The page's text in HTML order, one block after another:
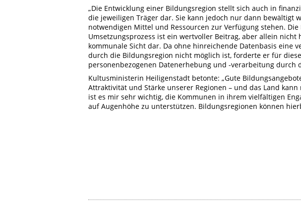
„Die Entwicklung einer Bildungsregion stellt sich auch in
die jeweiligen Träger dar. Sie kann jedoch nur dann bewältigt
notwendigen Mittel und Ressourcen zur Verfügung stehen.
Umsetzungsprozess ist ein wertvoller Beitrag, aber allein nicht
kommunale Sicht dar. Da ohne hinreichende Datenbasis eine
durch die Bildungsregion nicht möglich ist, forderte er für
personenbezogenen Datenerhebung und -verarbeitung durch
Kultusministerin Heiligenstadt betonte: „Gute
Attraktivität und Stärke unserer Regionen – und das Land
ist es mir sehr wichtig, die Kommunen in ihrem vielfältigen
auf Augenhöhe zu unterstützen. Bildungsregionen können